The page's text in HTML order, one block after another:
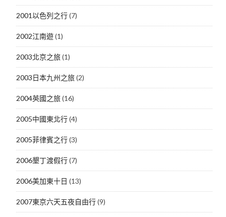
2001以色列之行(7)
2002江南遊(1)
2003北京之旅(1)
2003日本九州之旅(2)
2004英國之旅(16)
2005中國東北行(4)
2005菲律賓之行(3)
2006墾丁渡假行(7)
2006美加東十日 (13)
2007東京六天五夜自由行(9)